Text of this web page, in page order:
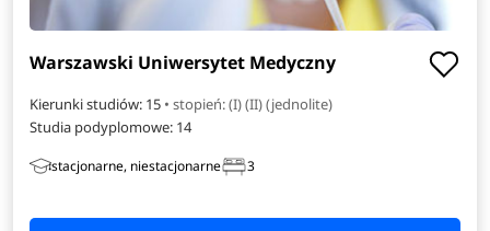
Warszawski Uniwersytet Medyczny
Kierunki studiów: 15 • stopień: (I) (II) (jednolite)
Studia podyplomowe: 14
stacjonarne, niestacjonarne 3